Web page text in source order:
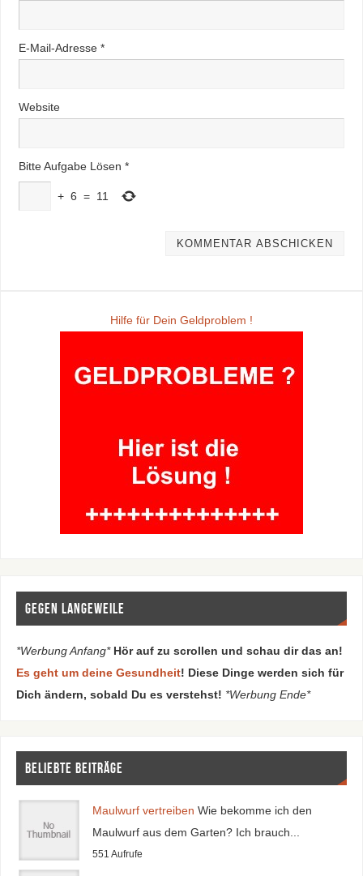
E-Mail-Adresse *
Website
Bitte Aufgabe Lösen *
+ 6 = 11
Hilfe für Dein Geldproblem !
Gegen Langeweile
*Werbung Anfang* Hör auf zu scrollen und schau dir das an!
Es geht um deine Gesundheit! Diese Dinge werden sich für
Dich ändern, sobald Du es verstehst! *Werbung Ende*
Beliebte Beiträge
Maulwurf vertreiben Wie bekomme ich den
Maulwurf aus dem Garten? Ich brauch...
551 Aufrufe